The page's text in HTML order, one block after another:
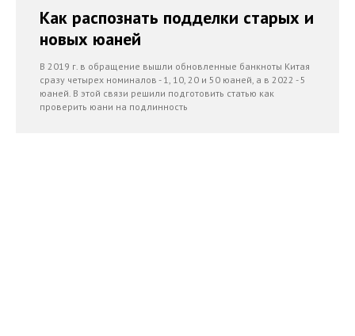
Как распознать подделки старых и
новых юаней
В 2019 г. в обращение вышли обновленные банкноты Китая
сразу четырех номиналов - 1, 10, 20 и 50 юаней, а в 2022 - 5
юаней. В этой связи решили подготовить статью как
проверить юани на подлинность